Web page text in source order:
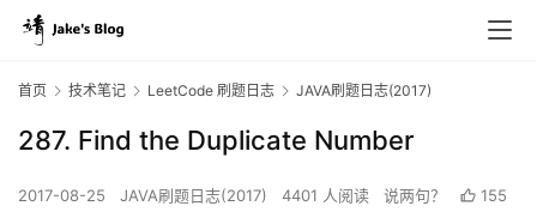
首页 技术笔记 LeetCode 刷题日志 JAVA刷题日志(2017)
287. Find the Duplicate Number
2017-08-25 JAVA刷题日志(2017) 4401 人阅读 说两句？ 155